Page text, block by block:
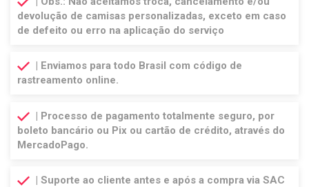
devolução de camisas personalizadas, exceto em caso
de defeito ou erro na aplicação do serviço
| Enviamos para todo Brasil com código de
rastreamento online.
| Processo de pagamento totalmente seguro, por
boleto bancário ou Pix ou cartão de crédito, através do
MercadoPago.
| Suporte ao cliente antes e após a compra via SAC